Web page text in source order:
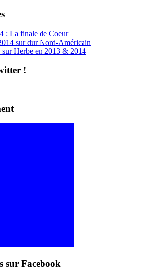
: La finale de Coeur
sur dur Nord-Américain
sur Herbe en 2013 & 2014
!
sur Facebook